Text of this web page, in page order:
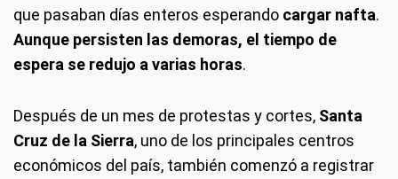
que pasaban días enteros esperando cargar nafta.
Aunque persisten las demoras, el tiempo de
espera se redujo a varias horas.
Después de un mes de protestas y cortes, Santa
Cruz de la Sierra, uno de los principales centros
económicos del país, también comenzó a registrar